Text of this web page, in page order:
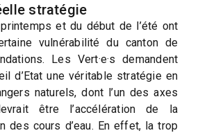
stratégie
et du début de l’été ont
vulnérabilité du canton de
Les Vert·e·s demandent
d’Etat une véritable stratégie en
naturels, dont l’un des axes
être l’accélération de la
des cours d’eau. En effet, la trop